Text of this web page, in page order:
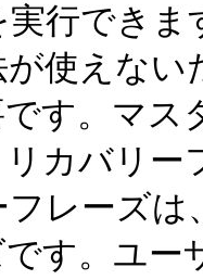
行でき
使えな
す。マ
カバリ
レーズ
す。ユ